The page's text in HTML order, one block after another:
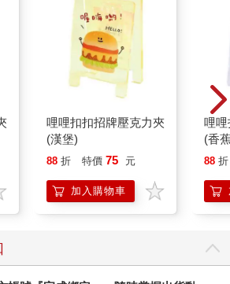
哩哩扣扣招牌壓克力夾
(漢堡)
88 折 特價 75 元
加入購物車
哩
(香
88 折